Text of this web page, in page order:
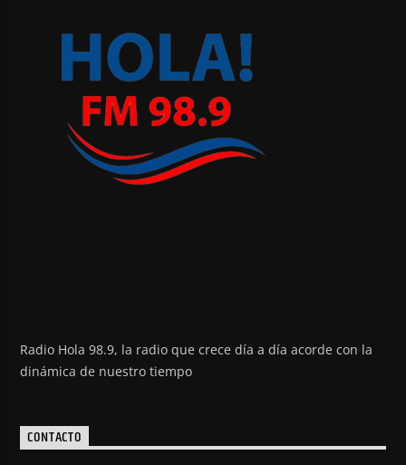
Radio Hola 98.9, la radio que crece día a día acorde con la
dinámica de nuestro tiempo
CONTACTO